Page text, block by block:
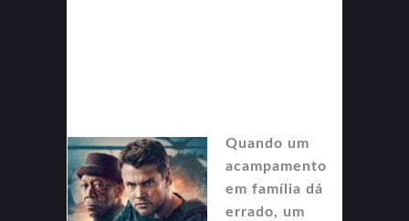
Quando um
acampamento
em família dá
errado, um